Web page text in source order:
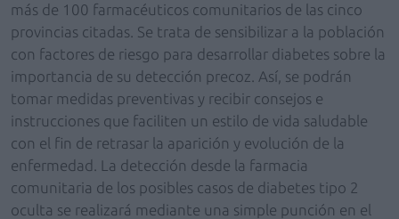
más de 100 farmacéuticos comunitarios de las cinco
provincias citadas. Se trata de sensibilizar a la población
con factores de riesgo para desarrollar diabetes sobre la
importancia de su detección precoz. Así, se podrán
tomar medidas preventivas y recibir consejos e
instrucciones que faciliten un estilo de vida saludable
con el fin de retrasar la aparición y evolución de la
enfermedad. La detección desde la farmacia
comunitaria de los posibles casos de diabetes tipo 2
oculta se realizará mediante una simple punción en el